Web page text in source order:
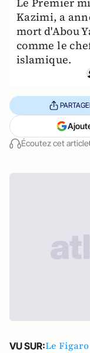
Kazimi, a
mort d'Abou
comme le
islamique.
Écoutez cet article
VU SUR:Le Figaro